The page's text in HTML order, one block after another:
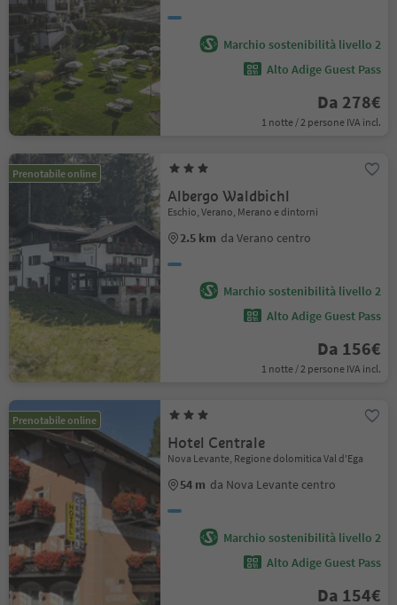
Marchio sostenibilità livello 2
Alto Adige Guest Pass
Da 278€
1 notte / 2 persone IVA incl.
Prenotabile online
Albergo Waldbichl
Eschio, Verano, Merano e dintorni
2.5 km da Verano centro
Marchio sostenibilità livello 2
Alto Adige Guest Pass
Da 156€
1 notte / 2 persone IVA incl.
Prenotabile online
Hotel Centrale
Nova Levante, Regione dolomitica Val d'Ega
54 m da Nova Levante centro
Marchio sostenibilità livello 2
Alto Adige Guest Pass
Da 154€